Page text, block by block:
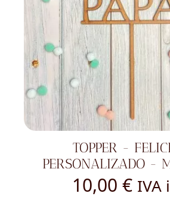
TOPPER -
PERSONALIZADO -
10,00 € IVA